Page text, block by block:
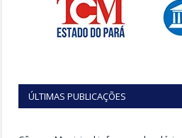
ÚLTIMAS PUBLICAÇÕES